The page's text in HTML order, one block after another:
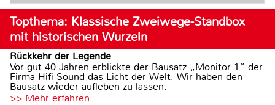
Topthema: Klassische Zweiwege-Standbox
mit historischen Wurzeln
Rückkehr der Legende
Vor gut 40 Jahren erblickte der Bausatz „Monitor 1“ der
Firma Hifi Sound das Licht der Welt. Wir haben den
Bausatz wieder aufleben zu lassen.
>> Mehr erfahren